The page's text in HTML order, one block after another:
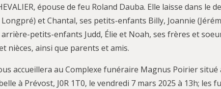
épouse de feu Roland Dauba. Elle laisse dans le
Longpré) et Chantal, ses petits-enfants Billy, Joannie
arrière-petits-enfants Judd, Élie et Noah, ses frères et
nièces, ainsi que parents et amis.
accueillera au Complexe funéraire Magnus Poirier situé
à Prévost, J0R 1T0, le vendredi 7 mars 2025 à 13h; les